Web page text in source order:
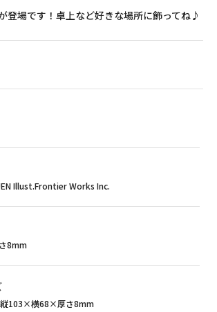
登場です！卓上など好きな場所に飾ってね♪
Illust.Frontier Works Inc.
8mm
縦103×横68×厚さ8mm